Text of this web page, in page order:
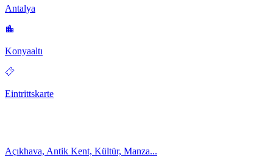
Antalya
Konyaaltı
Eintrittskarte
Açıkhava, Antik Kent, Kültür, Manza...